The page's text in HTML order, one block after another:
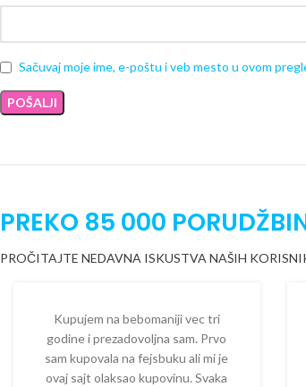
Sačuvaj moje ime, e-poštu i veb mesto u ovom
PREKO 85 000
PROČITAJTE NEDAVNA ISKUSTVA NAŠIH
Kupujem na bebomaniji vec tri
godine i prezadovoljna sam. Prvo
sam kupovala na fejsbuku ali mi je
ovaj sajt olaksao kupovinu. Svaka